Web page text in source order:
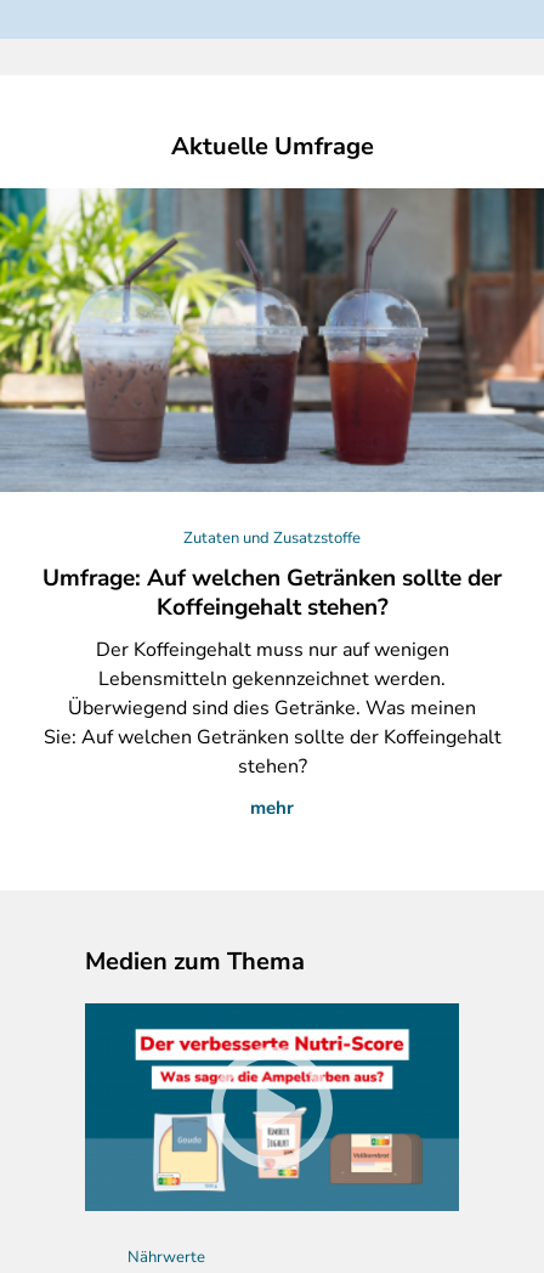
Aktuelle Umfrage
Zutaten und Zusatzstoffe
Umfrage: Auf welchen Getränken sollte der
Koffeingehalt stehen?
DerKoffeingehalt muss nur auf wenigen
Lebensmitteln gekennzeichnet werden.
Überwiegend sind dies Getränke. Was meinen
Sie: Auf welchen Getränken sollte der Koffeingehalt
stehen?
mehr
Medien zum Thema
Nährwerte